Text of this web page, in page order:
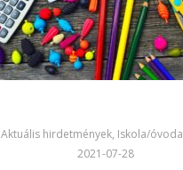
Aktuális hirdetmények, Iskola/óvoda
2021-07-28